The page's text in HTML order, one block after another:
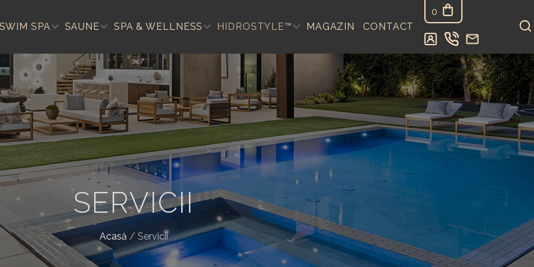
SWIM SPA SAUNE SPA & WELLNESS HIDROSTYLE™ MAGAZIN CONTACT
0
SERVICII
Acasă / Servicii